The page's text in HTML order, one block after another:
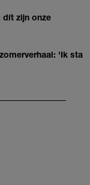
dít zijn onze
'Ik sta